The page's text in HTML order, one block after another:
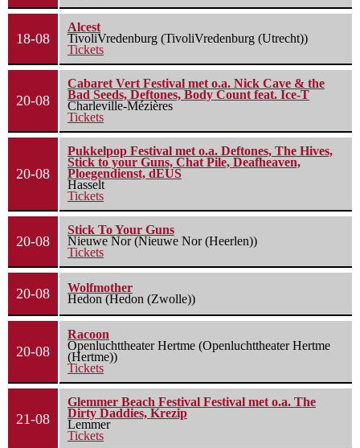
18-08
Alcest
TivoliVredenburg (TivoliVredenburg (Utrecht))
Tickets
20-08
Cabaret Vert Festival met o.a. Nick Cave & the
Bad Seeds, Deftones, Body Count feat. Ice-T
Charleville-Mézières
Tickets
20-08
Pukkelpop Festival met o.a. Deftones, The Hives,
Stick to your Guns, Chat Pile, Deafheaven,
Ploegendienst, dEUS
Hasselt
Tickets
20-08
Stick To Your Guns
Nieuwe Nor (Nieuwe Nor (Heerlen))
Tickets
20-08
Wolfmother
Hedon (Hedon (Zwolle))
20-08
Racoon
Openluchttheater Hertme (Openluchttheater Hertme
(Hertme))
Tickets
21-08
Glemmer Beach Festival Festival met o.a. The
Dirty Daddies, Krezip
Lemmer
Tickets